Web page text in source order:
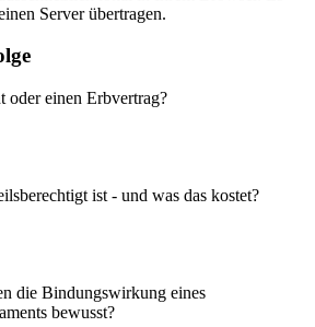
Server übertragen.
oder einen Erbvertrag?
ist - und was das kostet?
die Bindungswirkung eines
bewusst?